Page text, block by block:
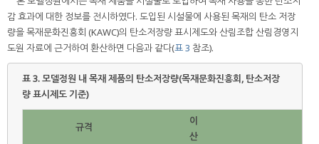
감 효과에 대한 정보를 전시하였다. 도입된 시설물에 사용된 목재의 탄소 저장
량을 목재문화진흥회 (KAWC)의 탄소저장량 표시제도와 산림조합 산림경영지
도원 자료에 근거하여 환산하면 다음과 같다(표 3 참조).
표 3.모델정원 내 목재 제품의 탄소저장량(목재문화진흥회, 탄소저장
량 표시제도 기준)
규격
이
산